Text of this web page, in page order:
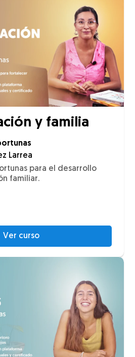
y familia
Larrea
para el desarrollo
familiar.
Ver curso